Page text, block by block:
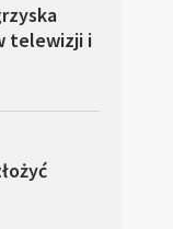
telewizji i